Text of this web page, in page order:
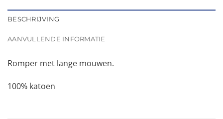
BESCHRIJVING
AANVULLENDE INFORMATIE
Romper met lange mouwen.
100% katoen